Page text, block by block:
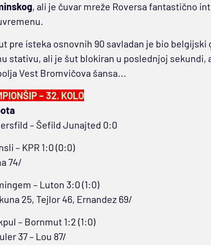
, ali je čuvar mreže Roversa fantastično
pre isteka osnovnih 90 savladan je bio belgijski
stativu, ali je šut blokiran u poslednjoj sekundi,
Vest Bromvičova šansa...
– 32. KOLO
– Šefild Junajted 0:0
– KPR 1:0 (0:0)
74/
– Luton 3:0 (1:0)
25, Tejlor 46, Ernandez 69/
– Bornmut 1:2 (1:0)
37 – Lou 87/